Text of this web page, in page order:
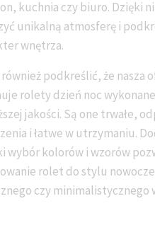
kuchnia czy biuro. Dzięki
unikalną atmosferę i
wnętrza.
podkreślić, że nasza
rolety dzień noc
jakości. Są one trwałe,
i łatwe w utrzymaniu.
wybór kolorów i wzorów
rolet do stylu
czy minimalistycznego